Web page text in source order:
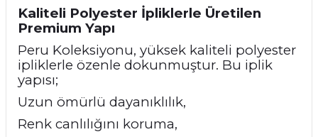
Kaliteli Polyester İpliklerle Üretilen
Premium Yapı
Peru Koleksiyonu, yüksek kaliteli polyester
ipliklerle özenle dokunmuştur. Bu iplik
yapısı;
Uzun ömürlü dayanıklılık,
Renk canlılığını koruma,